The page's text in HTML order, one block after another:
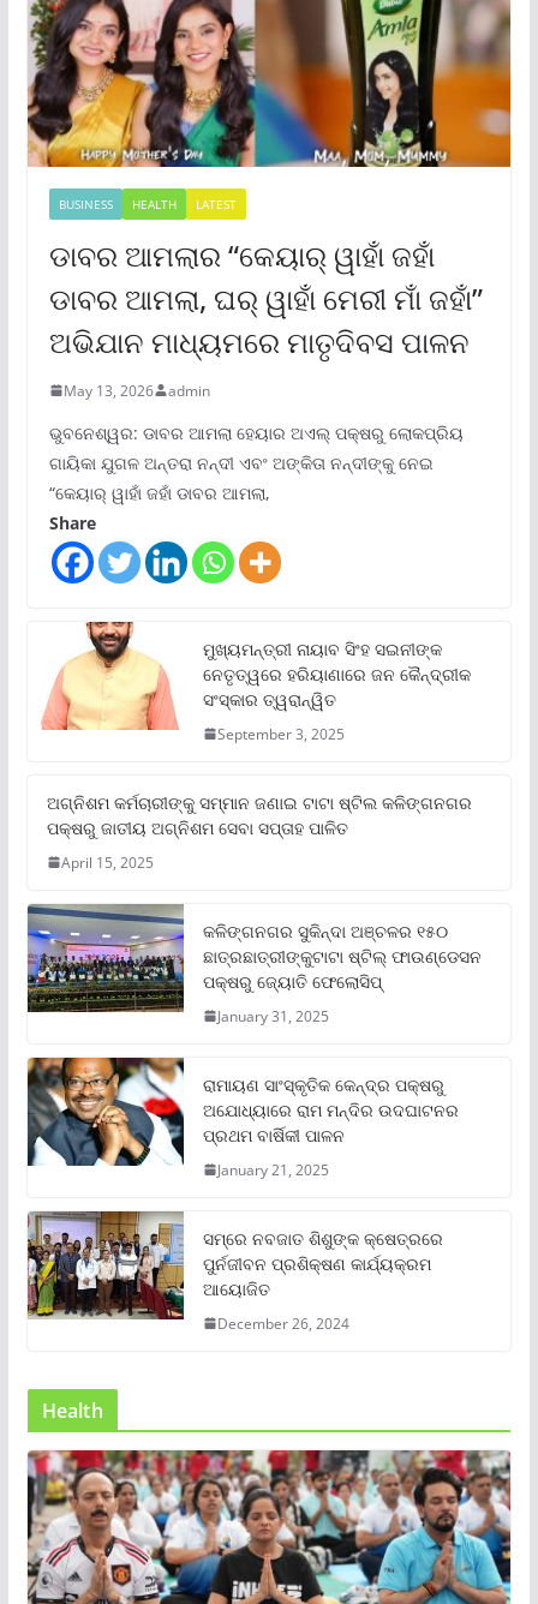
BUSINESS HEALTH LATEST
ଡାବର ଆମଲାର “କେୟାର୍ ୱାହାଁ ଜହାଁ
ଡାବର ଆମଲା, ଘର୍ ୱାହାଁ ମେରୀ ମାଁ ଜହାଁ”
ଅଭିଯାନ ମାଧ୍ୟମରେ ମାତୃଦିବସ ପାଳନ
May 13, 2026 admin
ଭୁବନେଶ୍ୱର: ଡାବର ଆମଲା ହେୟାର ଅଏଲ୍ ପକ୍ଷରୁ ଲୋକପ୍ରିୟ
ଗାୟିକା ଯୁଗଳ ଅନ୍ତରା ନନ୍ଦୀ ଏବଂ ଅଙ୍କିତା ନନ୍ଦୀଙ୍କୁ ନେଇ
“କେୟାର୍ ୱାହାଁ ଜହାଁ ଡାବର ଆମଲା,
Share
ମୁଖ୍ୟମନ୍ତ୍ରୀ ନାୟାବ ସିଂହ ସଇନୀଙ୍କ
ନେତୃତ୍ୱରେ ହରିୟାଣାରେ ଜନ କୈନ୍ଦ୍ରୀକ
ସଂସ୍କାର ତ୍ୱରାନ୍ୱିତ
September 3, 2025
ଅଗ୍ନିଶମ କର୍ମଚାରୀଙ୍କୁ ସମ୍ମାନ ଜଣାଇ ଟାଟା ଷ୍ଟିଲ କଳିଙ୍ଗନଗର
ପକ୍ଷରୁ ଜାତୀୟ ଅଗ୍ନିଶମ ସେବା ସପ୍ତାହ ପାଳିତ
April 15, 2025
କଳିଙ୍ଗନଗର ସୁକିନ୍ଦା ଅଞ୍ଚଳର ୧୫୦
ଛାତ୍ରଛାତ୍ରୀଙ୍କୁଟାଟା ଷ୍ଟିଲ୍ ଫାଉଣ୍ଡେସନ
ପକ୍ଷରୁ ଜ୍ୟୋତି ଫେଲୋସିପ୍‌
January 31, 2025
ରାମାୟଣ ସାଂସ୍କୃତିକ କେନ୍ଦ୍ର ପକ୍ଷରୁ
ଅଯୋଧ୍ୟାରେ ରାମ ମନ୍ଦିର ଉଦଘାଟନର
ପ୍ରଥମ ବାର୍ଷିକୀ ପାଳନ
January 21, 2025
ସମ୍‌ରେ ନବଜାତ ଶିଶୁଙ୍କ କ୍ଷେତ୍ରରେ
ପୁର୍ନଜୀବନ ପ୍ରଶିକ୍ଷଣ କାର୍ଯ୍ୟକ୍ରମ
ଆୟୋଜିତ
December 26, 2024
Health